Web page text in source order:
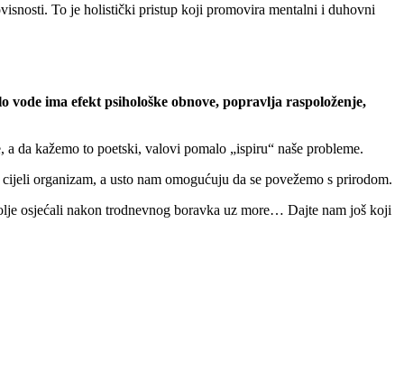
To je holistički pristup koji promovira mentalni i duhovni
vode ima efekt psihološke obnove, popravlja raspoloženje,
da kažemo to poetski, valovi pomalo „ispiru“ naše probleme.
organizam, a usto nam omogućuju da se povežemo s prirodom.
osjećali nakon trodnevnog boravka uz more… Dajte nam još koji